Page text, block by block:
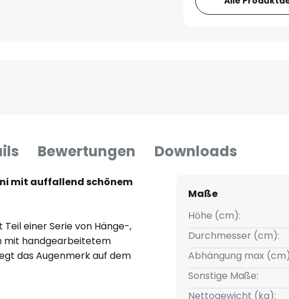
Bewertungen Downloads
mit auffallend schönem
einer Serie von Hänge-,
mit handgearbeitetem
das Augenmerk auf dem
Seiten abstrahlt und
Maße
Höhe (cm):
Durchmesser (cm):
Abhängung max
Sonstige Maße:
Nettogewicht (kg):